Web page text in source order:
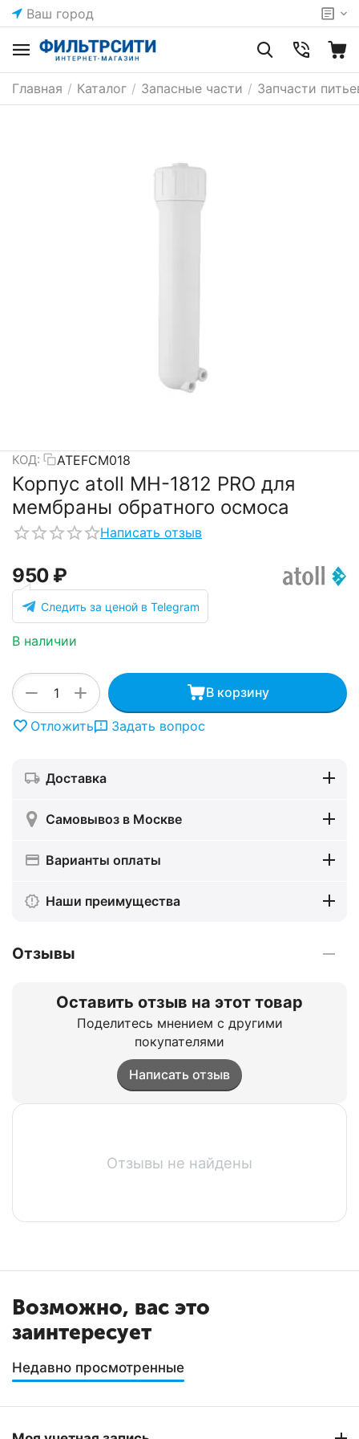
Ваш город
Главная / Каталог / Запасные части / Запчасти
КОД: ATEFCM018
Корпус atoll MH-1812 PRO для
мембраны обратного осмоса
Написать отзыв
‍950‍ ₽
Следить за ценой в Telegram
В наличии
+
− В корзину
Отложить Задать вопрос
Доставка
Самовывоз в Москве
Варианты оплаты
Наши преимущества
Отзывы
Оставить отзыв на этот товар
Поделитесь мнением с другими
покупателями
Написать отзыв
Отзывы не найдены
Возможно, вас это
заинтересует
Недавно просмотренные